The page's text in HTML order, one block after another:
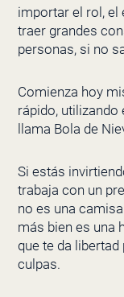
importar el rol, el
traer grandes
personas, si no
Comienza hoy
rápido,
llama Bola de
Si estás
trabaja con un
no es una
más bien es una
que te da
culpas.